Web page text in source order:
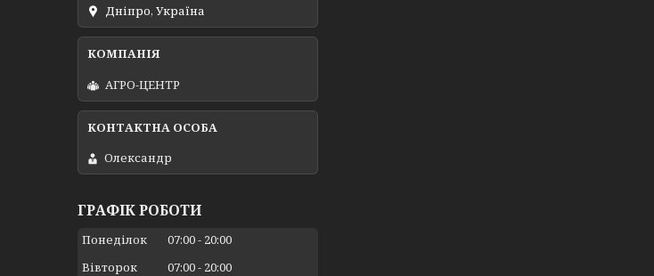
Дніпро, Україна
АГРО-ЦЕНТР
Олександр
ГРАФІК РОБОТИ
Понеділок 07:00
20:00
Вівторок
07:00 20:00